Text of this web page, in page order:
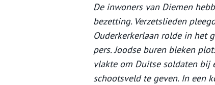
De inwoners van Diemen
bezetting. Verzetslieden
Ouderkerkerlaan rolde in het
pers. Joodse buren bleken
vlakte om Duitse soldaten bij
schootsveld te geven. In een